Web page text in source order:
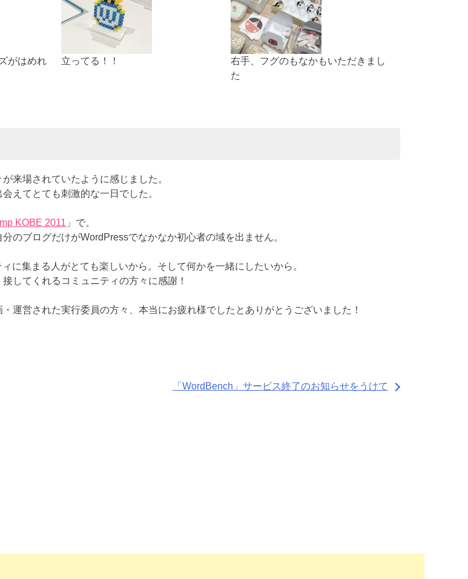
がはめれ
立ってる！！
右手、フグのもなかもいただきまし
た
来場されていたように感じました。
えてとても刺激的な一日でした。
KOBE 2011 」で。
のブログだけがWordPressでなかなか初心者の域を出ません。
に集まる人がとても楽しいから。そして何かを一緒にしたいから。
してくれるコミュニティの方々に感謝！
運営された実行委員の方々、本当にお疲れ様でしたとありがとうございました！
「WordBench」サービス終了のお知らせをうけて